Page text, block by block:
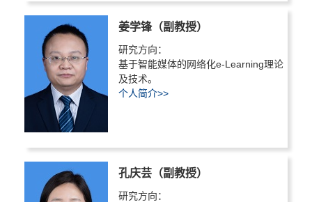
姜学锋（副教授）
研究方向：
基于智能媒体的网络化e-Learning理论
及技术。
个人简介>>
孔庆芸（副教授）
研究方向：